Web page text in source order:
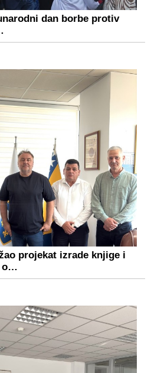
dan borbe protiv
projekat izrade knjige i
o…